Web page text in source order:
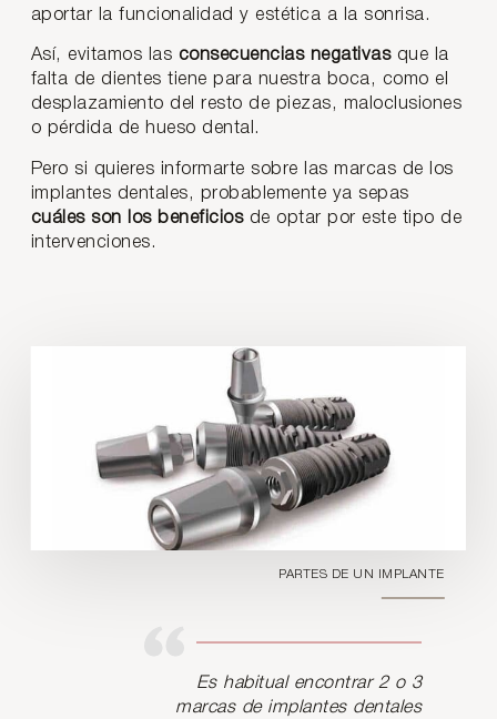
aportar la funcionalidad y estética a la sonrisa.
Así, evitamos las consecuencias negativas que la
falta de dientes tiene para nuestra boca, como el
desplazamiento del resto de piezas, maloclusiones
o pérdida de hueso dental.
Pero si quieres informarte sobre las marcas de los
implantes dentales, probablemente ya sepas
cuáles son los beneficiosde optar por este tipo de
intervenciones.
PARTES DE UN IMPLANTE
Es habitual encontrar 2 o 3
marcas de implantes dentales